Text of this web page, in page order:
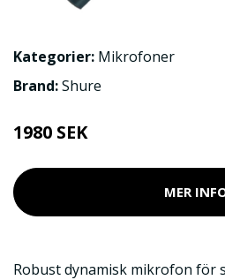
Kategorier: Mikrofoner
Brand:Shure
1980 SEK
MER
Robust dynamisk mikrofon för